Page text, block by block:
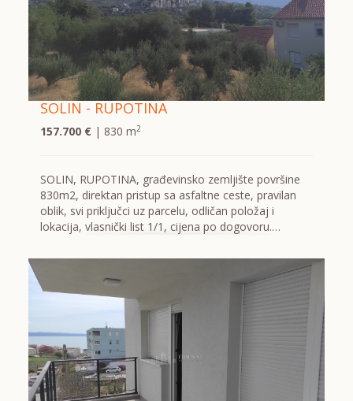
SOLIN - RUPOTINA
157.700 €| 830 m2
SOLIN, RUPOTINA, građevinsko zemljište površine
830m2, direktan pristup sa asfaltne ceste, pravilan
oblik, svi priključci uz parcelu, odličan položaj i
lokacija, vlasnički list 1/1, cijena po dogovoru.…